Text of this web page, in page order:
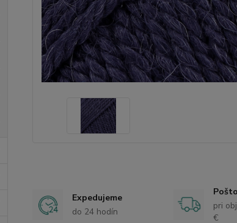
Expedujeme
do 24 hodín
pri
€